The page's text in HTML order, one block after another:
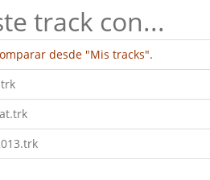
track con...
desde "Mis tracks".